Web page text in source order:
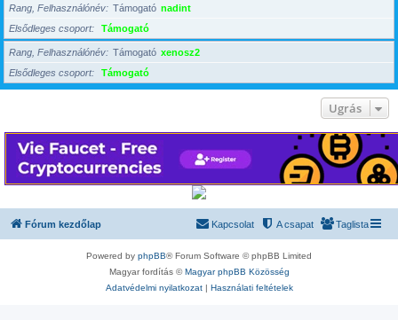
Rang, Felhasználónév Támogató nadint
Elsődleges csoport
Támogató
Rang, Felhasználónév Támogató xenosz2
Elsődleges csoport
Támogató
Ugrás
Fórum kezdőlap Taglista
A csapat
Kapcsolat
Powered by phpBB® Forum Software © phpBB Limited
Magyar fordítás ©Magyar phpBB Közösség
Adatvédelmi nyilatkozat| Használati feltételek